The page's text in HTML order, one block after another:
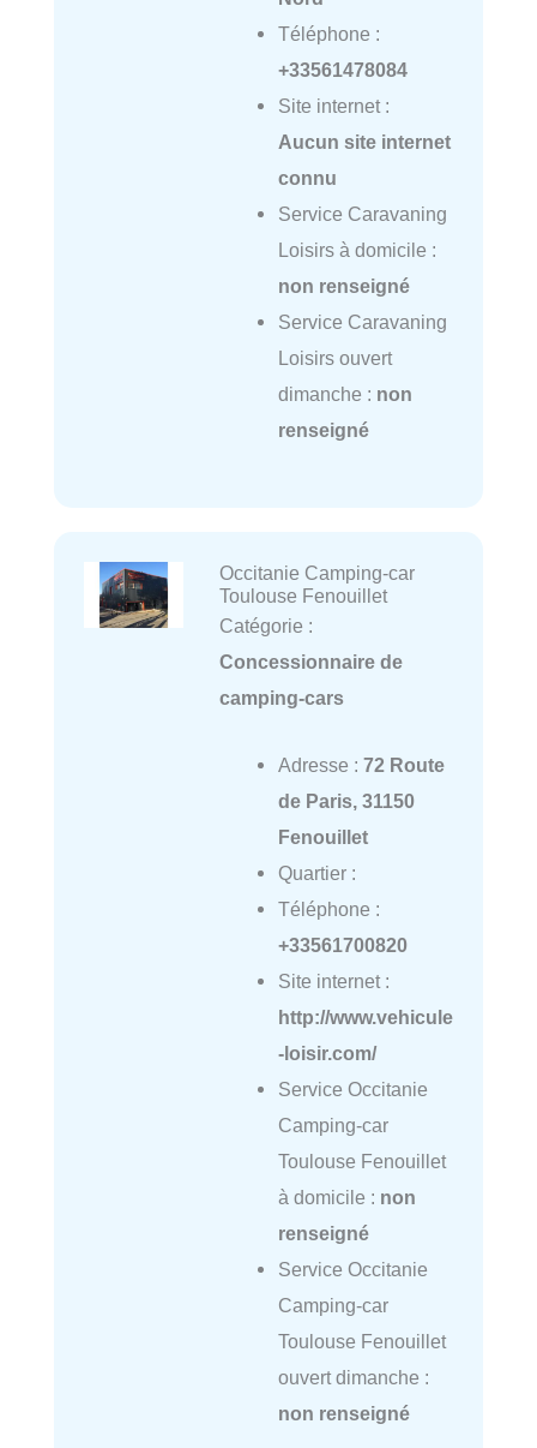
Téléphone :
+33561478084
Site internet :
Aucun site internet
connu
Service Caravaning
Loisirs à domicile :
non renseigné
Service Caravaning
Loisirs ouvert
dimanche : non
renseigné
Occitanie Camping-car
Toulouse Fenouillet
Catégorie :
Concessionnaire de
camping-cars
Adresse : 72 Route
de Paris, 31150
Fenouillet
Quartier :
Téléphone :
+33561700820
Site internet :
http://www.vehicule
-loisir.com/
Service Occitanie
Camping-car
Toulouse Fenouillet
à domicile : non
renseigné
Service Occitanie
Camping-car
Toulouse Fenouillet
ouvert dimanche :
non renseigné